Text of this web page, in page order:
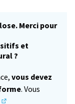
Merci pour
et
?
vous devez
. Vous